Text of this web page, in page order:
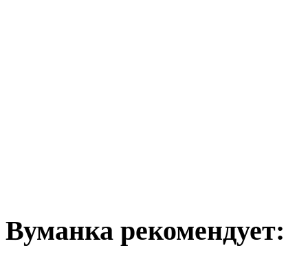
Вуманка рекомендует: